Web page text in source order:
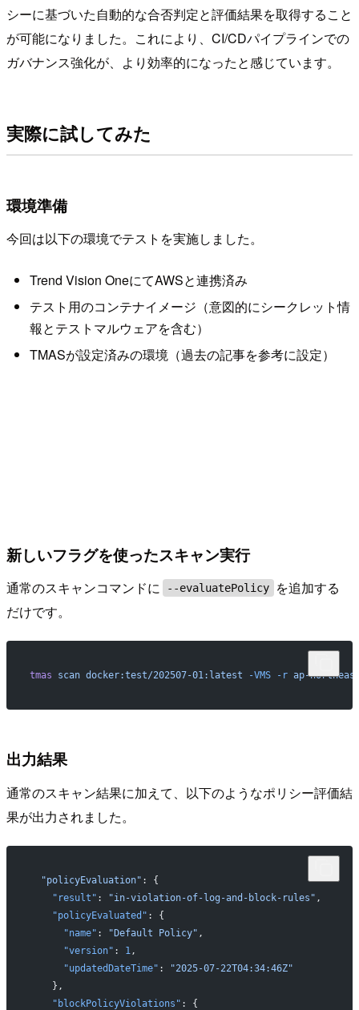
シーに基づいた自動的な合否判定と評価結果を取得すること
が可能になりました。これにより、CI/CDパイプラインでの
ガバナンス強化が、より効率的になったと感じています。
実際に試してみた
環境準備
今回は以下の環境でテストを実施しました。
Trend Vision OneにてAWSと連携済み
テスト用のコンテナイメージ（意図的にシークレット情
報とテストマルウェアを含む）
TMASが設定済みの環境（過去の記事を参考に設定）
新しいフラグを使ったスキャン実行
通常のスキャンコマンドに --evaluatePolicy
を追加する
だけです。
tmas scan docker:test/202507-01:latest -VMS -r ap-
出力結果
通常のスキャン結果に加えて、以下のようなポリシー評価結
果が出力されました。
  "policyEvaluation"
: {
    "result"
: "in-violation-of-log-and-block-rules" ,
    "policyEvaluated"
: {
      "name"
: "Default Policy" ,
      "version"
: 1 ,
      "updatedDateTime"
:
"2025-07-22T04:34:46Z"
    },
    "blockPolicyViolations"
: {